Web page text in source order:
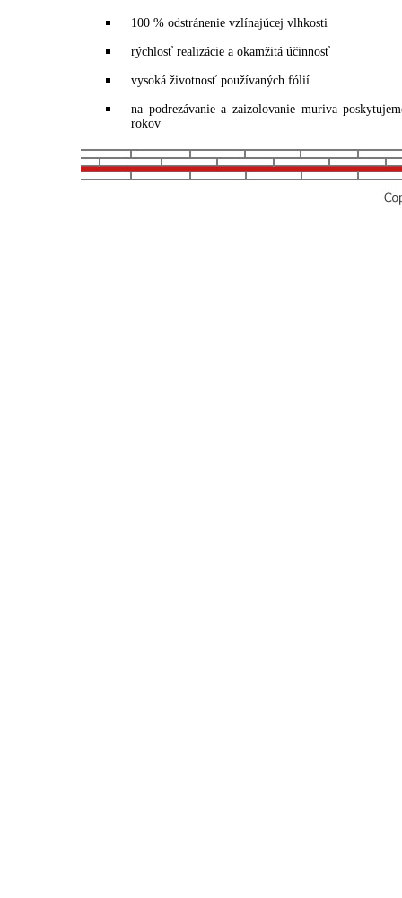
100 % odstránenie vzlínajúcej vlhkosti
rýchlosť realizácie a okamžitá účinnosť
vysoká životnosť používaných fólií
na podrezávanie a zaizolovanie muriva
rokov